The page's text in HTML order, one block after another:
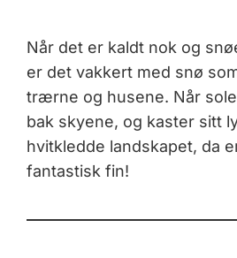
Når det er kaldt nok og
er det vakkert med snø
trærne og husene. Når
bak skyene, og kaster sitt
hvitkledde landskapet, da
fantastisk fin!